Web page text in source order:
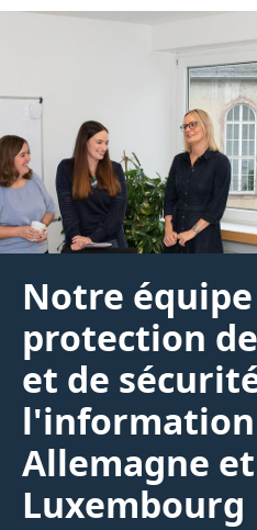
Notre
protection
et de
Allemagne
Luxembourg